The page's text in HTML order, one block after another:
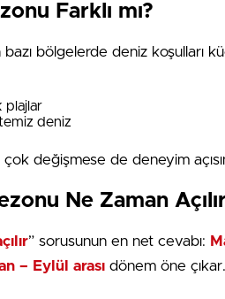
Farklı mı?
bölgelerde deniz koşulları
plajlar
deniz
değişmese de deneyim
Ne Zaman
” sorusunun en net cevabı:
– Eylül arası dönem öne çıkar.